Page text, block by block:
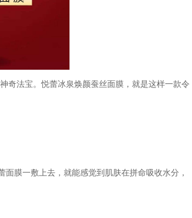
奇法宝。悦蕾冰泉焕颜蚕丝面膜，就是这样一款令
膜一敷上去，就能感觉到肌肤在拼命吸收水分，